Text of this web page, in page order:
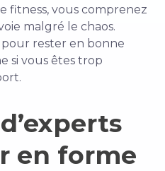
fitness, vous comprenez
malgré le chaos.
pour rester en bonne
si vous êtes trop
en forme